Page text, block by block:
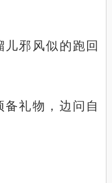
邪风似的跑回
礼物，边问自